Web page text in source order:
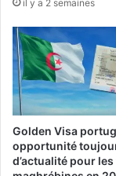
r
l
e
s
e
r
i
t
e
t
a
i
l
a
u
f
il y a 2 semaines
Golden Visa
opportunité
d’actualité pour